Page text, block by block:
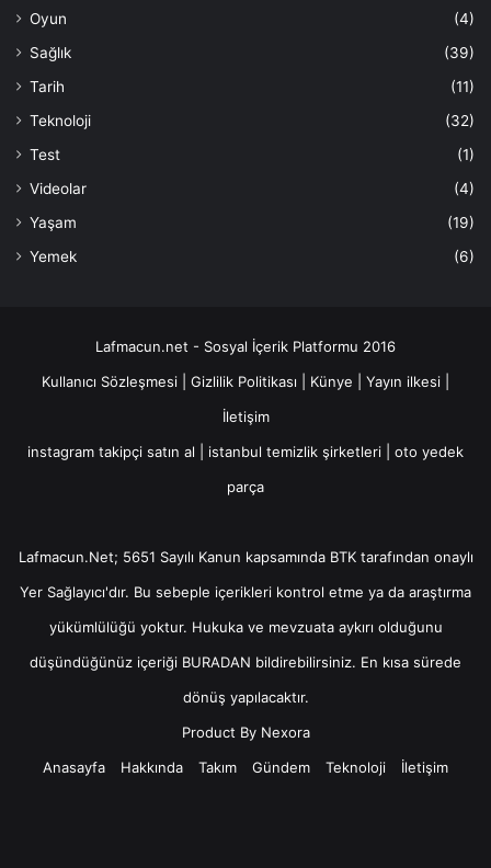
Oyun
(4)
Sağlık
(39)
Tarih
(11)
Teknoloji
(32)
Test
(1)
Videolar
(4)
Yaşam
(19)
Yemek
(6)
Lafmacun.net - Sosyal İçerik Platformu 2016
Kullanıcı Sözleşmesi
Gizlilik Politikası Künye Yayın ilkesi
İletişim
instagram takipçi satın al
istanbul temizlik şirketleri
oto yedek
parça
Lafmacun.Net; 5651 Sayılı Kanun kapsamında BTK tarafından onaylı
Yer Sağlayıcı'dır. Bu sebeple içerikleri kontrol etme ya da araştırma
yükümlülüğü yoktur. Hukuka ve mevzuata aykırı olduğunu
düşündüğünüz içeriği BURADAN bildirebilirsiniz. En kısa sürede
dönüş yapılacaktır.
Product By Nexora
Anasayfa
Hakkında Takım Gündem Teknoloji İletişim